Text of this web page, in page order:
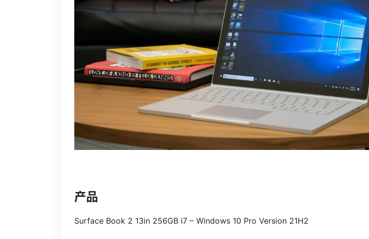
产品
Surface Book 2 13in 256GB i7 – Windows 10 Pro Version 21H2